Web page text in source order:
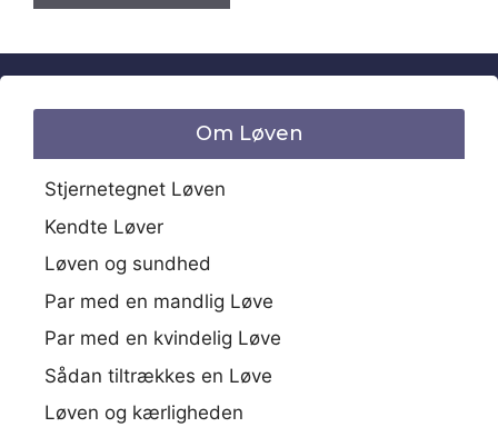
Om Løven
Stjernetegnet Løven
Kendte Løver
Løven og sundhed
Par med en mandlig Løve
Par med en kvindelig Løve
Sådan tiltrækkes en Løve
Løven og kærligheden